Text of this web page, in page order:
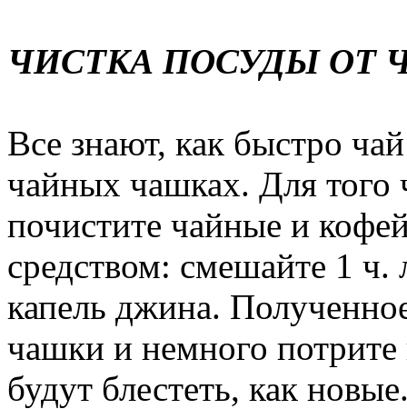
ЧИСТКА ПОСУДЫ ОТ
Все знают, как быстро
чайных чашках. Для того
почистите чайные и
средством: смешайте 1
капель джина.
чашки и немного
будут блестеть, как